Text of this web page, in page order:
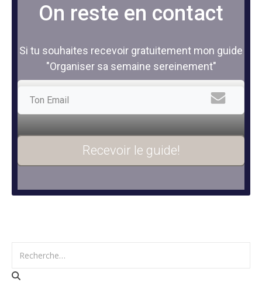
On reste en contact
Si tu souhaites recevoir gratuitement mon guide
"Organiser sa semaine sereinement"
Recevoir le guide!